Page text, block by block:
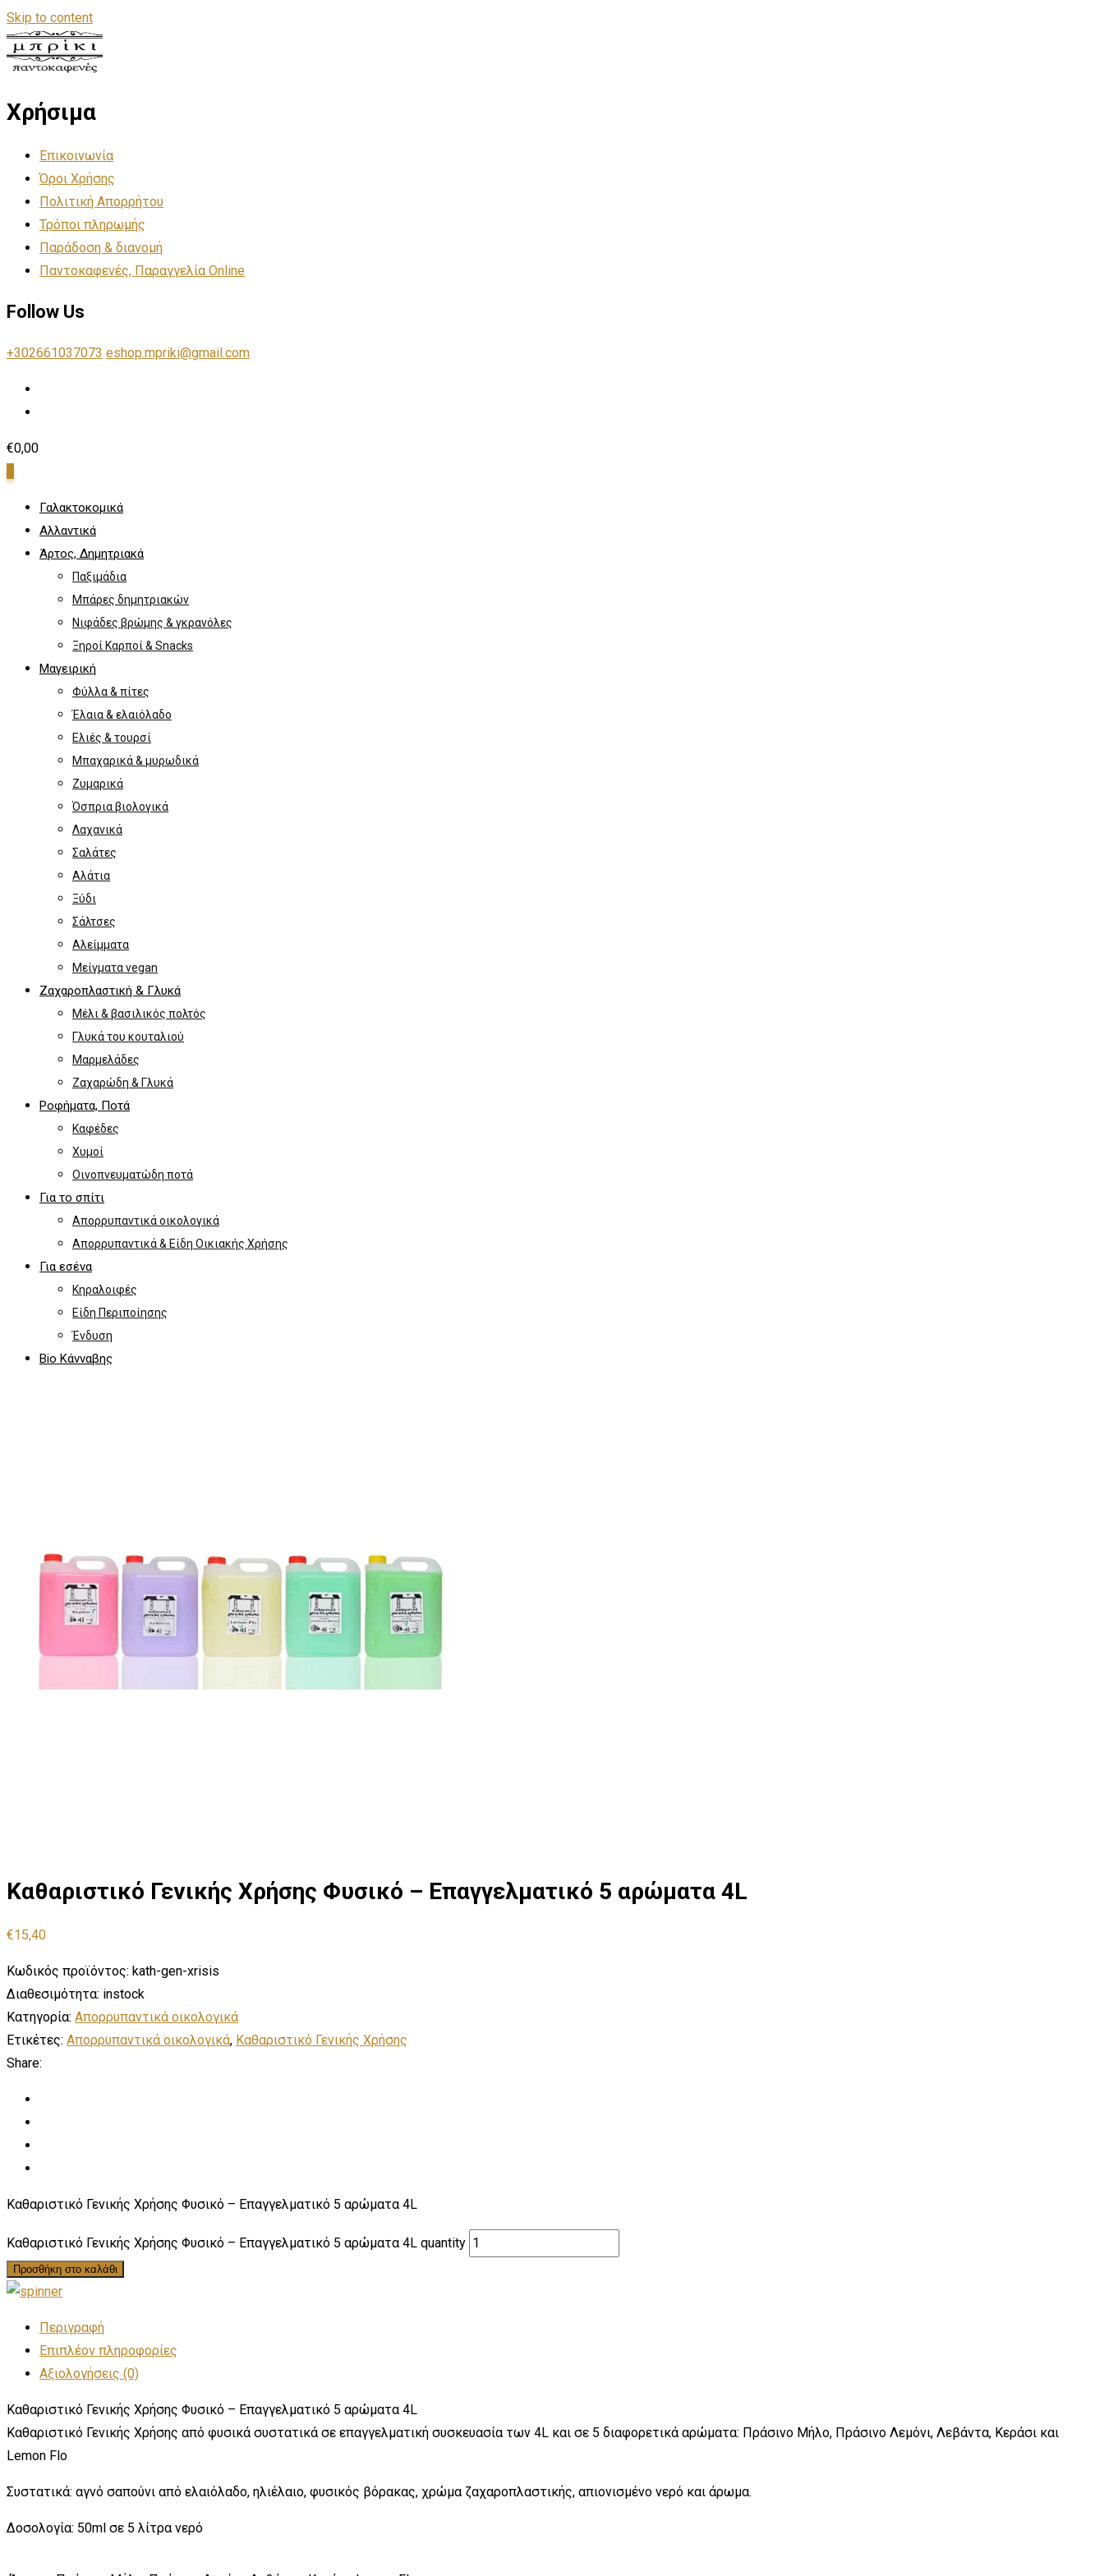
Skip to content
Χρήσιμα
Επικοινωνία
Όροι Χρήσης
Πολιτική Απορρήτου
Τρόποι πληρωμής
Παράδοση & διανομή
Παντοκαφενές, Παραγγελία Online
Follow Us
+302661037073 eshop.mpriki@gmail.com
€0,00
Γαλακτοκομικά
Αλλαντικά
Άρτος, Δημητριακά
Παξιμάδια
Μπάρες δημητριακών
Νιφάδες βρώμης & γκρανόλες
Ξηροί Καρποί & Snacks
Μαγειρική
Φύλλα & πίτες
Έλαια & ελαιόλαδο
Ελιές & τουρσί
Μπαχαρικά & μυρωδικά
Ζυμαρικά
Όσπρια βιολογικά
Λαχανικά
Σαλάτες
Αλάτια
Ξύδι
Σάλτσες
Αλείμματα
Μείγματα vegan
Ζαχαροπλαστική & Γλυκά
Μέλι & βασιλικός πολτός
Γλυκά του κουταλιού
Μαρμελάδες
Ζαχαρώδη & Γλυκά
Ροφήματα, Ποτά
Καφέδες
Χυμοί
Οινοπνευματώδη ποτά
Για το σπίτι
Απορρυπαντικά οικολογικά
Απορρυπαντικά & Είδη Οικιακής Χρήσης
Για εσένα
Κηραλοιφές
Είδη Περιποίησης
Ένδυση
Bio Κάνναβης
Καθαριστικό Γενικής Χρήσης Φυσικό – Επαγγελματικό 5 αρώματα 4L
€15,40
Κωδικός προϊόντος: kath-gen-xrisis
Διαθεσιμότητα: instock
Κατηγορία: Απορρυπαντικά οικολογικά
Ετικέτες: Απορρυπαντικά οικολογικά, Καθαριστικό Γενικής Χρήσης
Share:
Καθαριστικό Γενικής Χρήσης Φυσικό – Επαγγελματικό 5 αρώματα 4L
Καθαριστικό Γενικής Χρήσης Φυσικό – Επαγγελματικό 5 αρώματα 4L quantity
Προσθήκη στο καλάθι
Περιγραφή
Επιπλέον πληροφορίες
Αξιολογήσεις (0)
Καθαριστικό Γενικής Χρήσης Φυσικό – Επαγγελματικό 5 αρώματα 4L
Καθαριστικό Γενικής Χρήσης από φυσικά συστατικά σε επαγγελματική συσκευασία των 4L και σε 5 διαφορετικά αρώματα: Πράσινο Μήλο, Πράσινο Λεμόνι, Λεβάντα, Κεράσι και
Lemon Flo
Συστατικά: αγνό σαπούνι από ελαιόλαδο, ηλιέλαιο, φυσικός βόρακας, χρώμα ζαχαροπλαστικής, απιονισμένο νερό και άρωμα.
Δοσολογία: 50ml σε 5 λίτρα νερό